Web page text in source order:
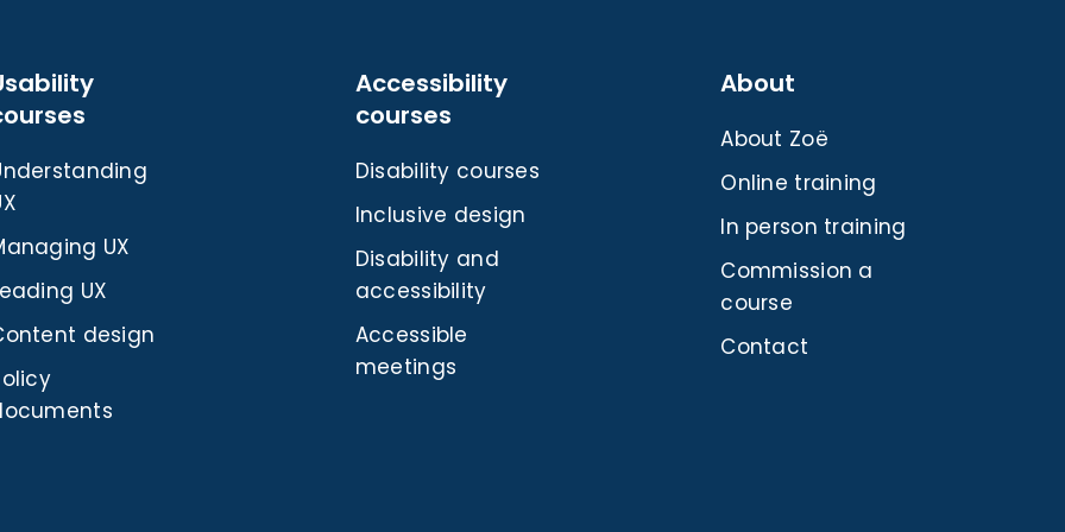
UX
UX
design
Accessibility
courses
Disability courses
Inclusive design
Disability and
accessibility
Accessible
meetings
About
About Zoë
Online training
In person training
Commission a
course
Contact